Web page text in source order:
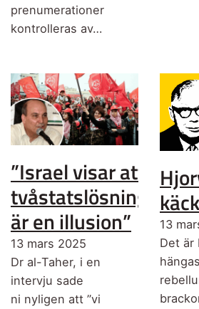
prenumerationer
kontrolleras av…
”Israel visar att
tvåstatslösningen
är en illusion”
13 mars 2025
Dr al-Taher, i en
intervju sade
ni nyligen att ”vi
13
Det är